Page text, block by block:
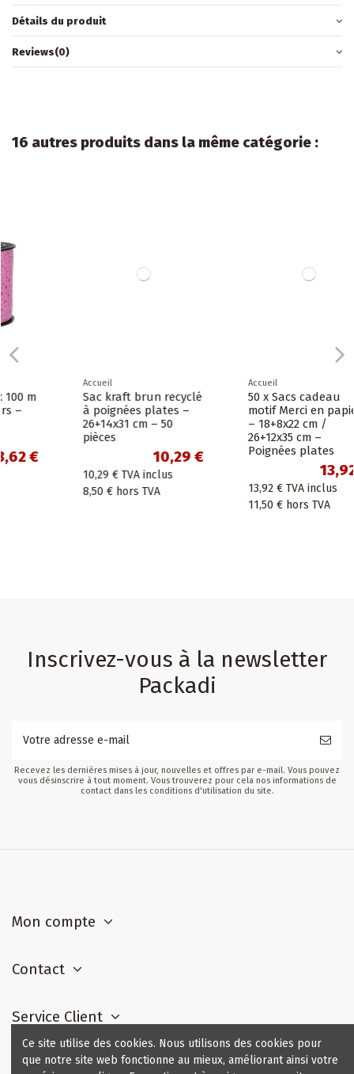
Détails du produit
Reviews(0)
16 autres produits dans la même catégorie :
Sac kraft brun recyclé
à poignées plates –
26+14x31 cm – 50
10,29 €
TVA inclus
hors TVA
50 x Sacs cadeau
motif Merci en papier
– 18+8x22 cm /
26+12x35 cm –
Poignées plates
TVA inclus
hors TVA
Inscrivez-vous à la newsletter
Packadi
Recevez les dernières mises à jour, nouvelles et offres par e-mail. Vous pouvez
vous désinscrire à tout moment. Vous trouverez pour cela nos informations de
contact dans les conditions d'utilisation du site.
Mon compte
Contact
Service Client
Contact us
Ce site utilise des cookies. Nous utilisons des cookies pour
que notre site web fonctionne au mieux, améliorant ainsi votre